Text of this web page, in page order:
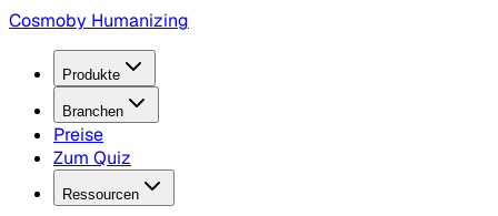
Cosmoby Humanizing
Produkte
Branchen
Preise
Zum Quiz
Ressourcen